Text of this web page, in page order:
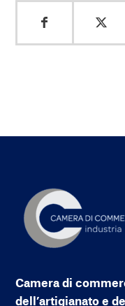
Camera di
dell’artigianato e